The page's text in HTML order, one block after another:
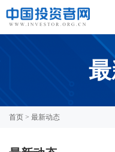
首页 > 最新动态